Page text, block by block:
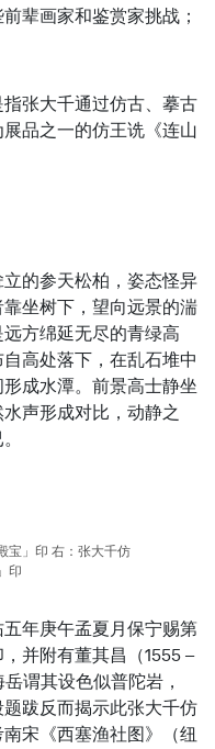
辈画家和鉴赏家挑战；
张大千通过仿古、摹古
品之一的仿王诜《连山
的参天松柏，姿态怪异
坐树下，望向远景的湍
方绵延无尽的青绿高
高处落下，在乱石堆中
成水潭。前景高士静坐
声形成对比，动静之
宝」印 右：张大千仿
印
年庚午孟夏月保宁赐第
并附有董其昌（1555 –
谓其设色似普陀岩，
跋反而揭示此张大千仿
宋《西塞渔社图》（纽